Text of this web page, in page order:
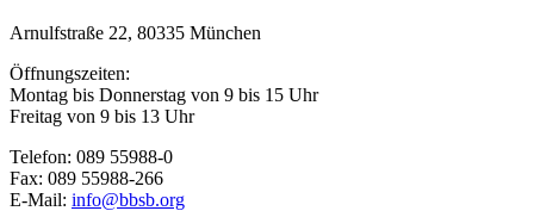
Arnulfstraße 22, 80335 München
Öffnungszeiten:
Montag bis Donnerstag von 9 bis 15 Uhr
Freitag von 9 bis 13 Uhr
Telefon: 089 55988-0
Fax: 089 55988-266
E-Mail: info@bbsb.org